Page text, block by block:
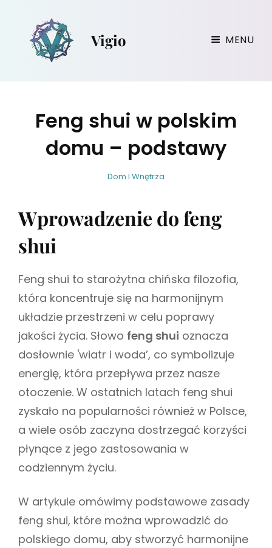
Vigio MENU
Feng shui w polskim
domu – podstawy
C
E
G
E
Dom I WnętrzaBw
g
i
s
Wprowadzenie do feng
shui
Feng shui to starożytna chińska filozofia,
która koncentruje się na harmonijnym
układzie przestrzeni w celu poprawy
jakości życia. Słowo feng shui oznacza
dosłownie 'wiatr i woda’, co symbolizuje
energię, która przepływa przez nasze
otoczenie. W ostatnich latach feng shui
zyskało na popularności również w Polsce,
a wiele osób zaczyna dostrzegać korzyści
płynące z jego zastosowania w
codziennym życiu.
W artykule omówimy podstawowe zasady
feng shui, które można wprowadzić do
polskiego domu, aby stworzyć harmonijne